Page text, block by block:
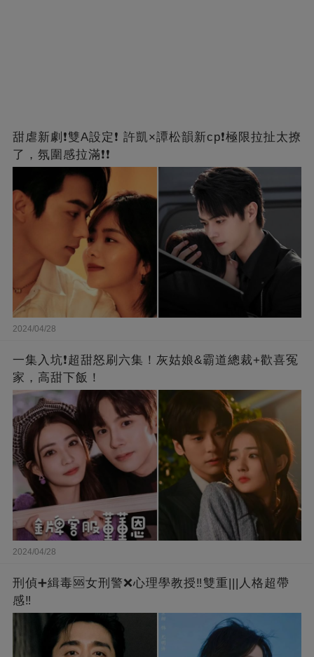
甜虐新劇❗雙A設定❗ 許凱×譚松韻新cp❗️極限拉扯太撩
了，氛圍感拉滿❗❗
2024/04/28
一集入坑❗超甜怒刷六集！灰姑娘&霸道總裁+歡喜冤
家，高甜下飯！
2024/04/28
刑偵➕緝毒🆘女刑警❌心理學教授‼️雙重|||人格超帶
感‼️